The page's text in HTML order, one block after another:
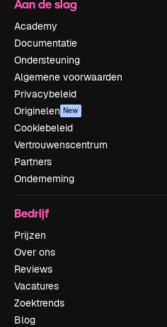
Aan de slag
Academy
Documentatie
Ondersteuning
Algemene voorwaarden
Privacybeleid
Originelen New
Cookiebeleid
Vertrouwenscentrum
Partners
Onderneming
Bedrijf
Prijzen
Over ons
Reviews
Vacatures
Zoektrends
Blog